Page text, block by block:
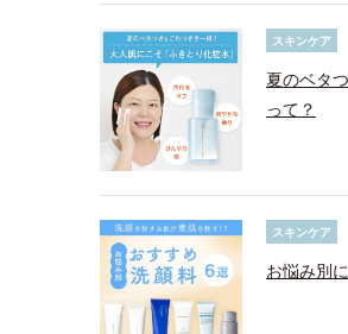
スキンケア
夏のベタ
って？
スキンケア
お悩み別